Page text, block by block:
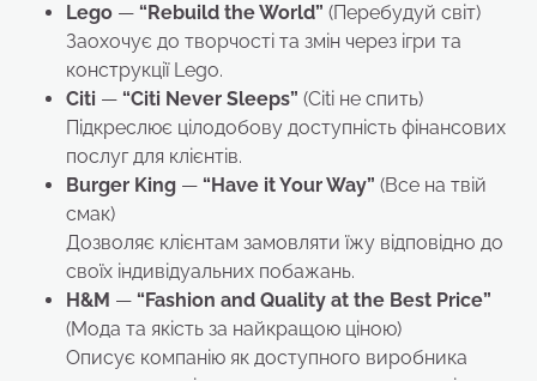
Lego — “Rebuild the World” (Перебудуй світ)
Заохочує до творчості та змін через ігри та
конструкції Lego.
Citi — “Citi Never Sleeps” (Citi не спить)
Підкреслює цілодобову доступність фінансових
послуг для клієнтів.
Burger King — “Have it Your Way” (Все на твій
смак)
Дозволяє клієнтам замовляти їжу відповідно до
своїх індивідуальних побажань.
H&M — “Fashion and Quality at the Best Price”
(Мода та якість за найкращою ціною)
Описує компанію як доступного виробника